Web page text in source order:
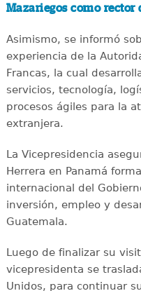
Mazariegos como rector
Asimismo, se informó
experiencia de la
Francas, la cual
servicios, tecnología,
procesos ágiles para la
extranjera.
La Vicepresidencia
Herrera en Panamá
internacional del
inversión, empleo y
Guatemala.
Luego de finalizar su
vicepresidenta se
Unidos, para continuar